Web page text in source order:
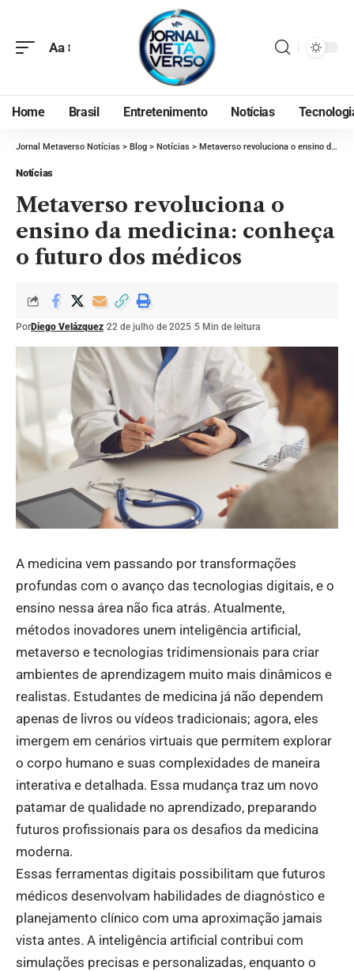
Aa
Home Brasil Entretenimento Notícias
Jornal Metaverso Notícias > Blog > Notícias > Metaverso revoluciona o ensino da medicina: conheça o futuro dos médicos
Notícias
Metaverso revoluciona o
ensino da medicina: conheça
o futuro dos médicos
PorDiego Velázquez 22 de julho de 2025 5 Min de leitura
A medicina vem passando por transformações
profundas com o avanço das tecnologias digitais, e o
ensino nessa área não fica atrás. Atualmente,
métodos inovadores unem inteligência artificial,
metaverso e tecnologias tridimensionais para criar
ambientes de aprendizagem muito mais dinâmicos e
realistas. Estudantes de medicina já não dependem
apenas de livros ou vídeos tradicionais; agora, eles
imergem em cenários virtuais que permitem explorar
o corpo humano e suas complexidades de maneira
interativa e detalhada. Essa mudança traz um novo
patamar de qualidade no aprendizado, preparando
futuros profissionais para os desafios da medicina
moderna.
Essas ferramentas digitais possibilitam que futuros
médicos desenvolvam habilidades de diagnóstico e
planejamento clínico com uma aproximação jamais
vista antes. A inteligência artificial contribui com
simulações precisas e personalizadas, enquanto o